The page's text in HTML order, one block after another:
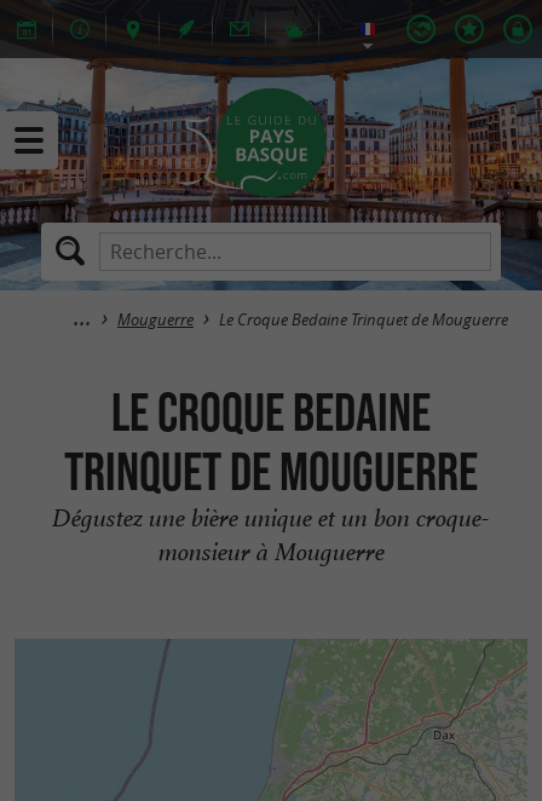
Mouguerre Le Croque Bedaine Trinquet de Mouguerre
Le Croque Bedaine
Trinquet de Mouguerre
Dégustez une bière unique et un bon croque-
monsieur à Mouguerre